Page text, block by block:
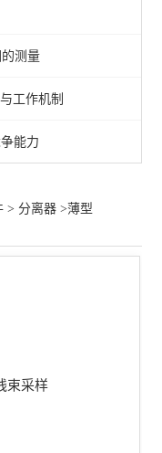
测量
工作机制
能力
>分离器 >薄型